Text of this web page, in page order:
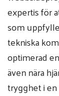
expertis för
som
tekniska
optimerad
även nära
trygghet i